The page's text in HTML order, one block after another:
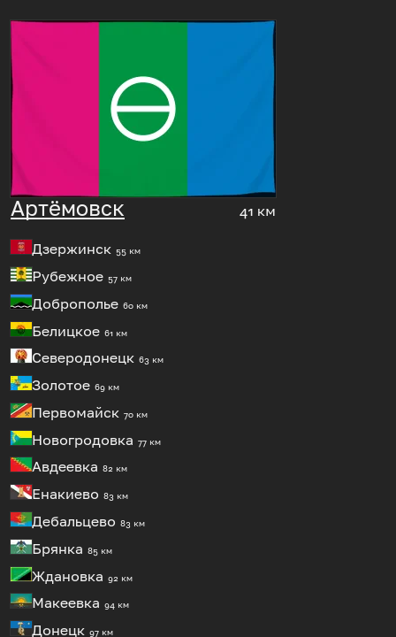
Артёмовск 41 км
Дзержинск 55 км
Рубежное 57 км
Доброполье 60 км
Белицкое 61 км
Северодонецк 63 км
Золотое 69 км
Первомайск 70 км
Новогродовка 77 км
Авдеевка 82 км
Енакиево 83 км
Дебальцево 83 км
Брянка 85 км
Ждановка 92 км
Макеевка 94 км
Донецк 97 км